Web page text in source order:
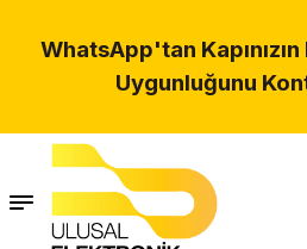
WhatsApp'tan
Uygunluğunu